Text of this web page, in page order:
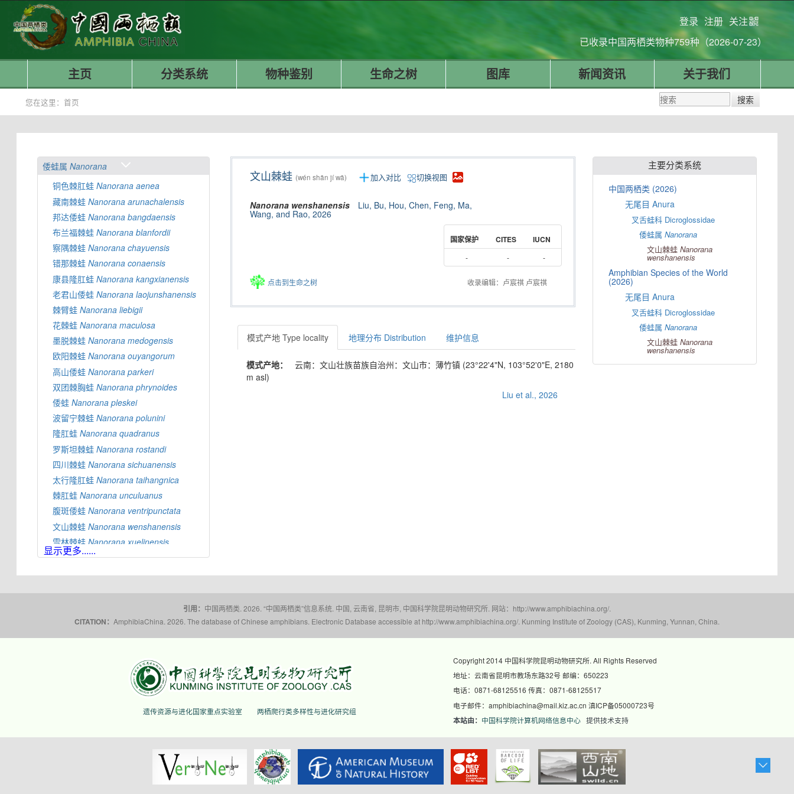
登录 注册 关注
已收录中国两栖类物种759种（2026-07-23）
主页 分类系统 物种鉴别 生命之树 图库 新闻资讯 关于我们
您在这里：首页
倭蛙属Nanorana
铜色棘肛蛙Nanorana aenea
藏南棘蛙Nanorana arunachalensis
邦达倭蛙Nanorana bangdaensis
布兰福棘蛙Nanorana blanfordii
察隅棘蛙Nanorana chayuensis
错那棘蛙Nanorana conaensis
康县隆肛蛙Nanorana kangxianensis
老君山倭蛙Nanorana laojunshanensis
棘臂蛙Nanorana liebigii
花棘蛙Nanorana maculosa
墨脱棘蛙Nanorana medogensis
欧阳棘蛙Nanorana ouyangorum
高山倭蛙Nanorana parkeri
双团棘胸蛙Nanorana phrynoides
倭蛙Nanorana pleskei
波留宁棘蛙Nanorana polunini
隆肛蛙Nanorana quadranus
罗斯坦棘蛙Nanorana rostandi
四川棘蛙Nanorana sichuanensis
太行隆肛蛙Nanorana taihangnica
棘肛蛙Nanorana unculuanus
腹斑倭蛙Nanorana ventripunctata
文山棘蛙Nanorana wenshanensis
雪林棘蛙Nanorana xuelinensis
云南棘蛙Nanorana yunnanensis
隆子棘蛙Nanorana zhaoermii
显示更多......
文山棘蛙 (wén shān jí wā) 加入对比 切换视图
Nanorana wenshanensis Liu, Bu, Hou, Chen, Feng, Ma,
Wang, and Rao, 2026
国家保护 CITES IUCN
- - -
点击到生命之树 收录编辑：卢宸祺 卢宸祺
模式产地 Type locality 地理分布 Distribution 维护信息
模式产地：
云南：文山壮族苗族自治州：文山市：薄竹镇 (23°22'4"N, 103°52'0"E, 2180
m asl)
Liu et al., 2026
主要分类系统
中国两栖类 (2026)
无尾目 Anura
叉舌蛙科 Dicroglossidae
倭蛙属Nanorana
文山棘蛙Nanorana
wenshanensis
Amphibian Species of the World
(2026)
无尾目 Anura
叉舌蛙科 Dicroglossidae
倭蛙属Nanorana
文山棘蛙Nanorana
wenshanensis
引用： 中国两栖类. 2026. “中国两栖类”信息系统. 中国, 云南省, 昆明市, 中国科学院昆明动物研究所. 网站：http://www.amphibiachina.org/.
CITATION： AmphibiaChina. 2026. The database of Chinese amphibians. Electronic Database accessible at http://www.amphibiachina.org/. Kunming Institute of Zoology (CAS), Kunming, Yunnan, China.
遗传资源与进化国家重点实验室 两栖爬行类多样性与进化研究组
Copyright 2014 中国科学院昆明动物研究所. All Rights Reserved
地址：云南省昆明市教场东路32号 邮编：650223
电话：0871-68125516 传真：0871-68125517
电子邮件：amphibiachina@mail.kiz.ac.cn 滇ICP备05000723号
本站由： 中国科学院计算机网络信息中心提供技术支持